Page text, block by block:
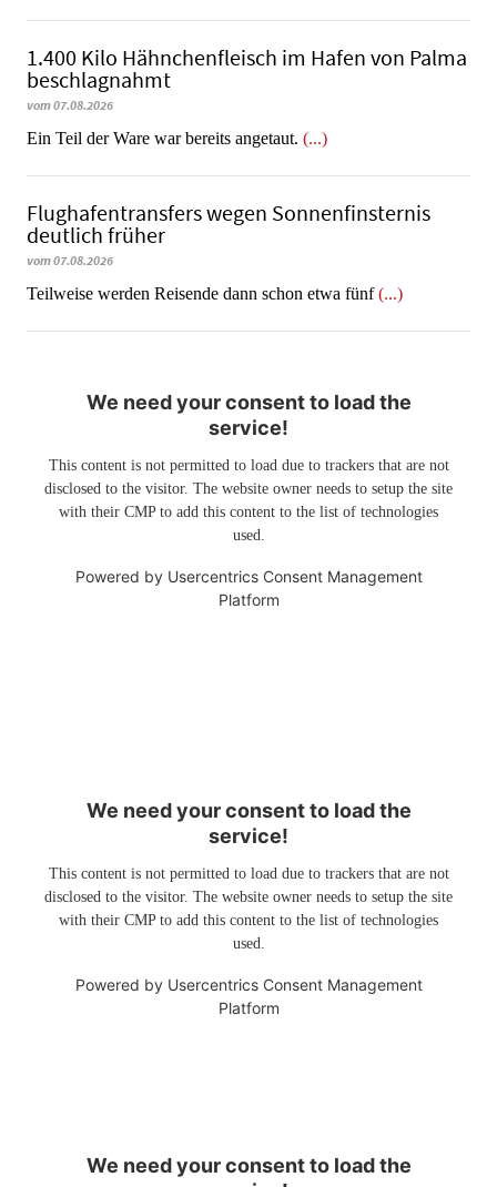
1.400 Kilo Hähnchenfleisch im Hafen von Palma
beschlagnahmt
vom 07.08.2026
​​​​​​​Ein Teil der Ware war bereits angetaut. (...)
Flughafentransfers wegen Sonnenfinsternis
deutlich früher
vom 07.08.2026
Teilweise werden Reisende dann schon etwa fünf(...)
We need your consent to load the
service!
This content is not permitted to load due to trackers that are not
disclosed to the visitor. The website owner needs to setup the site
with their CMP to add this content to the list of technologies
used.
Powered by Usercentrics Consent Management
Platform
We need your consent to load the
service!
This content is not permitted to load due to trackers that are not
disclosed to the visitor. The website owner needs to setup the site
with their CMP to add this content to the list of technologies
used.
Powered by Usercentrics Consent Management
Platform
We need your consent to load the